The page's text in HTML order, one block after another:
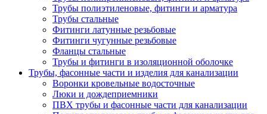
Трубы полиэтиленовые, фитинги и арматура
Трубы стальные
Фитинги латунные резьбовые
Фитинги чугунные резьбовые
Фланцы стальные
Трубы и фитинги в изоляционной оболочке
Трубы, фасонные части и изделия для канализации
Воронки кровельные водосточные
Люки и дождеприемники
ПВХ трубы и фасонные части для канализации